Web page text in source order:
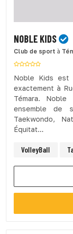
NOBLE KIDS
Club de sport à
Noble Kids est
exactement à
Témara.
ensemble de
Taekwondo,
Équitat...
VolleyBall